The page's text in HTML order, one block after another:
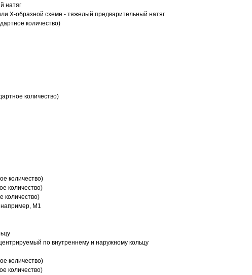
натяг
Х-образной схеме - тяжелый предварительный натяг
количество)
количество)
количество)
количество)
количество)
M1
по внутреннему и наружному кольцу
количество)
количество)